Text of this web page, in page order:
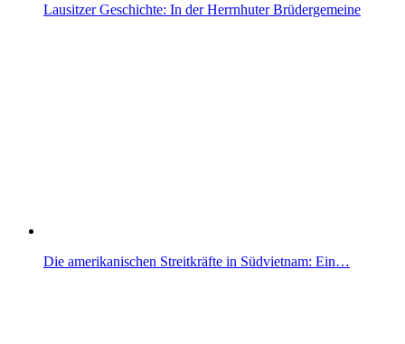
Lausitzer Geschichte: In der Herrnhuter Brüdergemeine
Die amerikanischen Streitkräfte in Südvietnam: Ein…